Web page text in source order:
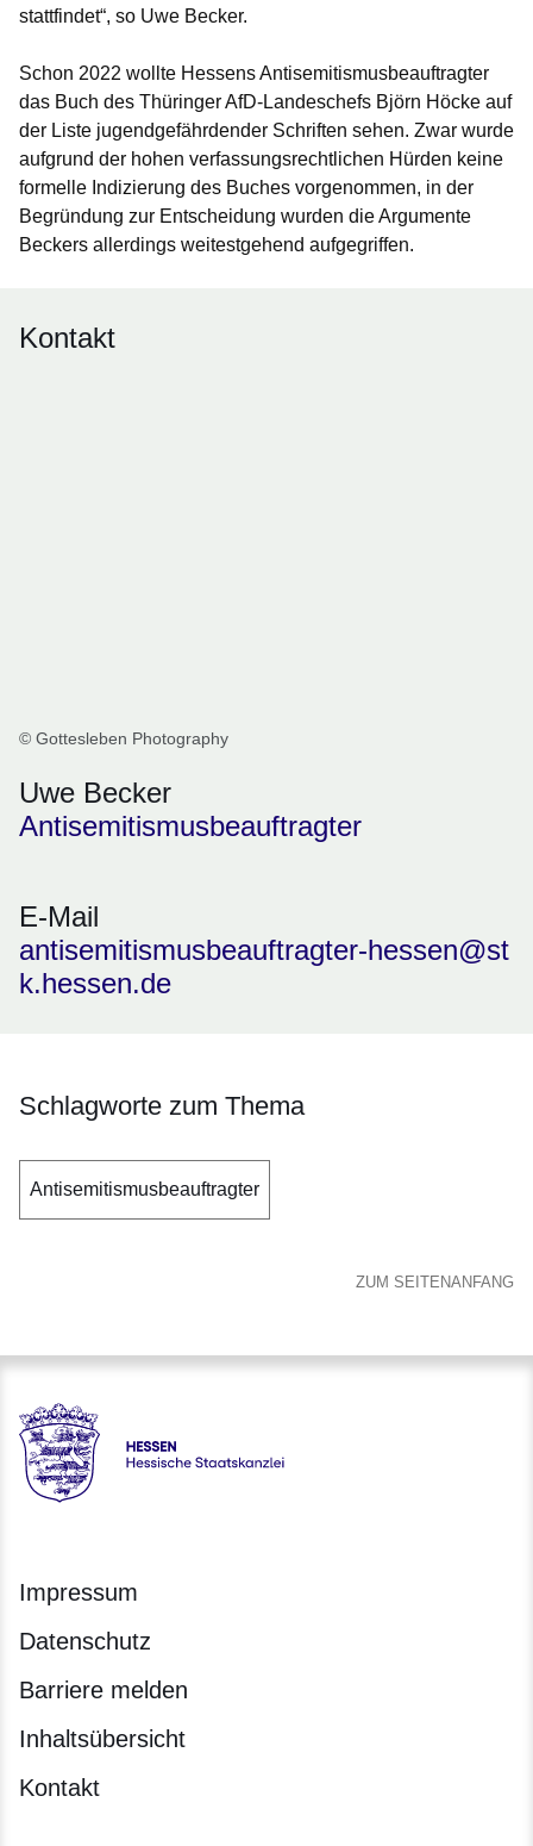
stattfindet“, so Uwe Becker.
Schon 2022 wollte Hessens Antisemitismusbeauftragter
das Buch des Thüringer AfD-Landeschefs Björn Höcke auf
der Liste jugendgefährdender Schriften sehen. Zwar wurde
aufgrund der hohen verfassungsrechtlichen Hürden keine
formelle Indizierung des Buches vorgenommen, in der
Begründung zur Entscheidung wurden die Argumente
Beckers allerdings weitestgehend aufgegriffen.
Kontakt
© Gottesleben Photography
Uwe Becker
Antisemitismusbeauftragter
E-Mail
antisemitismusbeauftragter-hessen@st
k.hessen.de
Schlagworte zum Thema
Antisemitismusbeauftragter
ZUM SEITENANFANG
Hessen - Hessische Staatskanzlei
Impressum
Datenschutz
Barriere melden
Inhaltsübersicht
Kontakt